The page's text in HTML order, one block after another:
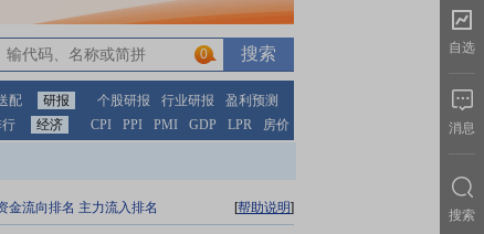
0
配 研报 个股研报 行业研报
盈利预测
经济 CPI PPI PMI GDP LPR 房价
金流向排名 主力流入排名 [帮助说明]
自选
消息
搜索